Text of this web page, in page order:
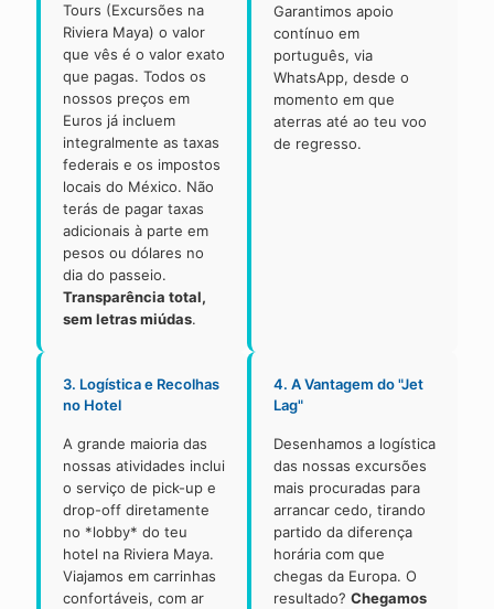
Tours (Excursões na
Riviera Maya) o valor
que vês é o valor exato
que pagas. Todos os
nossos preços em
Euros já incluem
integralmente as taxas
federais e os impostos
locais do México. Não
terás de pagar taxas
adicionais à parte em
pesos ou dólares no
dia do passeio.
Transparência total,
sem letras miúdas.
Garantimos apoio
contínuo em
português, via
WhatsApp, desde o
momento em que
aterras até ao teu voo
de regresso.
3. Logística e Recolhas
no Hotel
A grande maioria das
nossas atividades inclui
o serviço de pick-up e
drop-off diretamente
no *lobby* do teu
hotel na Riviera Maya.
Viajamos em carrinhas
confortáveis, com ar
4. A Vantagem do "Jet
Lag"
Desenhamos a logística
das nossas excursões
mais procuradas para
arrancar cedo, tirando
partido da diferença
horária com que
chegas da Europa. O
resultado? Chegamos